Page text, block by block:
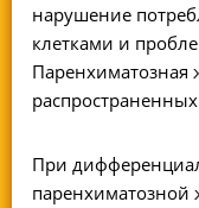
нарушение
клетками и
Паренхиматозная
При
паренхиматозной